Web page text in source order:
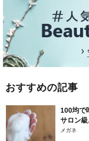
おすすめの記事
100均で
サロン級
メガネ